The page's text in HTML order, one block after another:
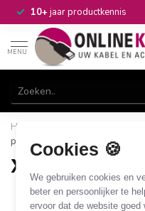
Cookies 🍪
We gebruiken cookies en
beter en persoonlijker te
ervoor dat de website
10+jaar productkennis
MENU
Home
pins connectoren
XLR 3-pins
39 PRODUCTEN